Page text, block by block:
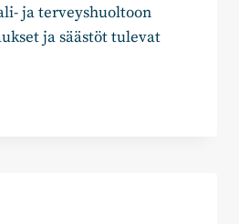
ja terveyshuoltoon
ja säästöt tulevat